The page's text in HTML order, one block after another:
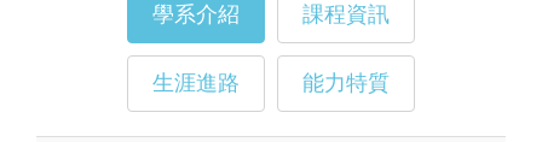
學系介紹 課程資訊
生涯進路 能力特質